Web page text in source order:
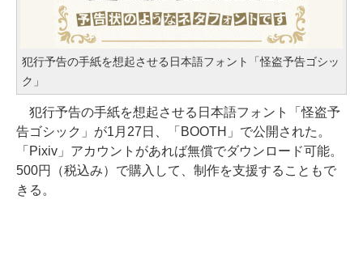
犯行予告の手紙を想起させる日本語フォント「怪盗予告ゴシッ
ク」
犯行予告の手紙を想起させる日本語フォント「怪盗予
告ゴシック」が1月27日、「BOOTH」で公開された。
「Pixiv」アカウントがあれば無償でダウンロード可能。
500円（税込み）で購入して、制作を支援することもで
きる。